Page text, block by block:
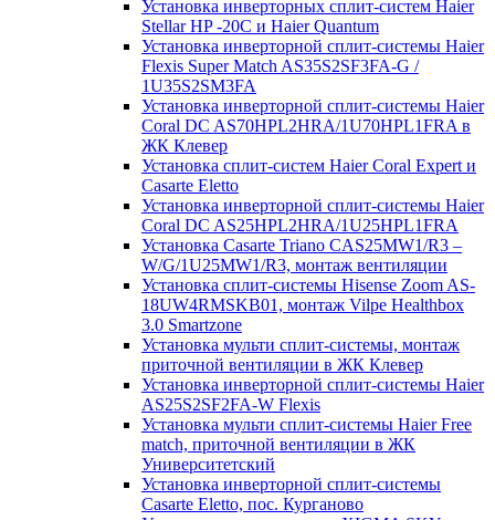
Установка инверторных сплит-систем Haier
Stellar HP -20С и Haier Quantum
Установка инверторной сплит-системы Haier
Flexis Super Match AS35S2SF3FA-G /
1U35S2SM3FA
Установка инверторной сплит-системы Haier
Coral DC AS70HPL2HRA/1U70HPL1FRA в
ЖК Клевер
Установка сплит-систем Haier Coral Expert и
Casarte Eletto
Установка инверторной сплит-системы Haier
Coral DC AS25HPL2HRA/1U25HPL1FRA
Установка Casarte Triano CAS25MW1/R3 –
W/G/1U25MW1/R3, монтаж вентиляции
Установка сплит-системы Hisense Zoom AS-
18UW4RMSKB01, монтаж Vilpe Healthbox
3.0 Smartzone
Установка мульти сплит-системы, монтаж
приточной вентиляции в ЖК Клевер
Установка инверторной сплит-системы Haier
AS25S2SF2FA-W Flexis
Установка мульти сплит-системы Haier Free
match, приточной вентиляции в ЖК
Университетский
Установка инверторной сплит-системы
Casarte Eletto, пос. Курганово